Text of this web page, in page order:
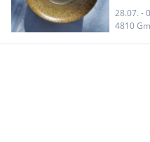
28.07. -
4810